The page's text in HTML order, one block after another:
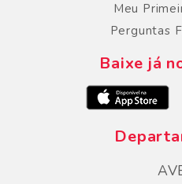
Meu
Perguntas
Baixe já